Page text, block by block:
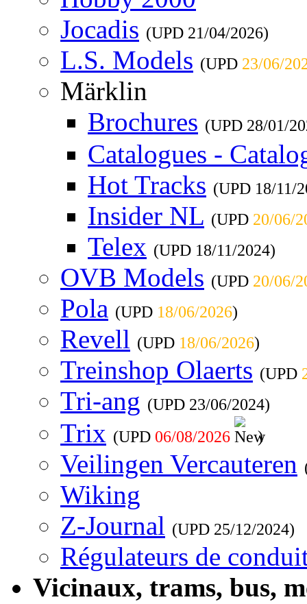
Jocadis (UPD 21/04/2026)
L.S. Models (UPD 23/06/
Märklin
Brochures (UPD 28/01/
Catalogues -
Hot Tracks (UPD 18/11/
Insider NL (UPD 20/06/
Telex (UPD 18/11/2024)
OVB Models (UPD 20/06/
Pola (UPD 18/06/2026)
Revell (UPD 18/06/2026)
Treinshop Olaerts (UPD
Tri-ang (UPD 23/06/2024)
Trix (UPD 06/08/2026 )
Veilingen Vercauteren
Wiking
Z-Journal (UPD 25/12/2024)
Régulateurs de
Vicinaux, trams, bus,